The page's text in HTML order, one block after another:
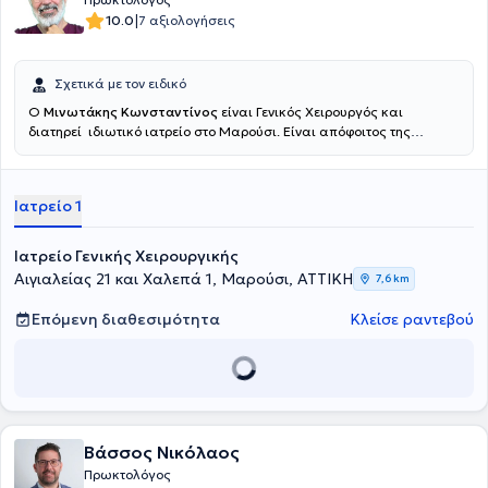
10.0|7 αξιολογήσεις
Σχετικά με τον ειδικό
Ο Μινωτάκης Κωνσταντίνος είναι Γενικός Χειρουργός και
διατηρεί ιδιωτικό ιατρείο στο Μαρούσι. Είναι απόφοιτος της
Αθηνών, στην οποία εισήχθη το 1973 με υποτροφία. Μετά το πέρας
ειδικεύθηκε στη Γενική Χειρουργική στο Νοσοκομείο του Ελληνικού
Ερυθρού Σταυρού. Υπηρέτησε επί 30ετία στη Χειρουργική Κλινική
και Αγγειολογικό Ιατρείο του 7ου Νοσοκομείου ΙΚΑ, τη Χειρουργική
Κλινική του Γενικού Νοσοκομείου Νοσημάτων Θώρακος Αθηνών
"Σωτηρία" και του Γενικού Νοσοκομείου Νέας Ιωνίας
Διευθυντού. Είναι μέλος σε πολλές ιατρικές εταιρείες και έχει
ελληνικά και διεθνή συνέδρια. Το νέο του Ιατρείο στο Μαρούσι είναι
άριστα εξοπλισμένο με ιατρικά μηχανήματα και Laser τελευταίας
ιατρικών τους υπηρεσιών. Διαθέτει ιδιωτικό χώρο parking, ενώ
καλύπτει πλήρως τις ανάγκες του ασθενούς και παράλληλα κάνει
την παραμονή τους ευχάριστη. Ο Ιατρός
είναι εξειδικευμένος στα Ιατρικά Laser, στις παθήσεις πρωκτού και
Ιατρείο 1
Ιατρείο Γενικής Χειρουργικής
Αιγιαλείας 21 και Χαλεπά 1, Μαρούσι, ΑΤΤΙΚΗ
7,6 km
Επόμενη διαθεσιμότητα Κλείσε ραντεβού
Βάσσος Νικόλαος
Πρωκτολόγος